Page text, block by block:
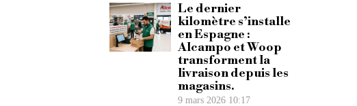
Le dernier
kilomètre s’installe
en Espagne :
Alcampo et Woop
transforment la
livraison depuis les
magasins.
9 mars 2026 10:17